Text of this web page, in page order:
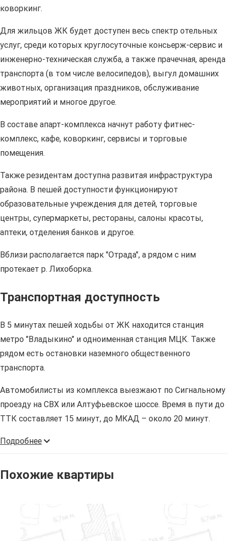
коворкинг.
Для жильцов ЖК будет доступен весь спектр отельных
услуг, среди которых круглосуточные консьерж-сервис и
инженерно-техническая служба, а также прачечная, аренда
транспорта (в том числе велосипедов), выгул домашних
животных, организация праздников, обслуживание
мероприятий и многое другое.
В составе апарт-комплекса начнут работу фитнес-
комплекс, кафе, коворкинг, сервисы и торговые
помещения.
Также резидентам доступна развитая инфраструктура
района. В пешей доступности функционируют
образовательные учреждения для детей, торговые
центры, супермаркеты, рестораны, салоны красоты,
аптеки, отделения банков и другое.
Вблизи располагается парк "Отрада", а рядом с ним
протекает р. Лихоборка.
Транспортная доступность
В 5 минутах пешей ходьбы от ЖК находится станция
метро "Владыкино" и одноименная станция МЦК. Также
рядом есть остановки наземного общественного
транспорта.
Автомобилисты из комплекса выезжают по Сигнальному
проезду на СВХ или Алтуфьевское шоссе. Время в пути до
ТТК составляет 15 минут, до МКАД – около 20 минут.
Подробнее
Похожие квартиры